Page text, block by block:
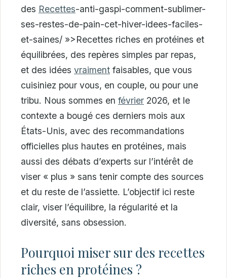
des Recettes-anti-gaspi-comment-sublimer-
ses-restes-de-pain-cet-hiver-idees-faciles-
et-saines/ »>Recettes riches en protéines et
équilibrées, des repères simples par repas,
et des idées vraiment faisables, que vous
cuisiniez pour vous, en couple, ou pour une
tribu. Nous sommes en février 2026, et le
contexte a bougé ces derniers mois aux
États-Unis, avec des recommandations
officielles plus hautes en protéines, mais
aussi des débats d’experts sur l’intérêt de
viser « plus » sans tenir compte des sources
et du reste de l’assiette. L’objectif ici reste
clair, viser l’équilibre, la régularité et la
diversité, sans obsession.
Pourquoi miser sur des recettes
riches en protéines ?